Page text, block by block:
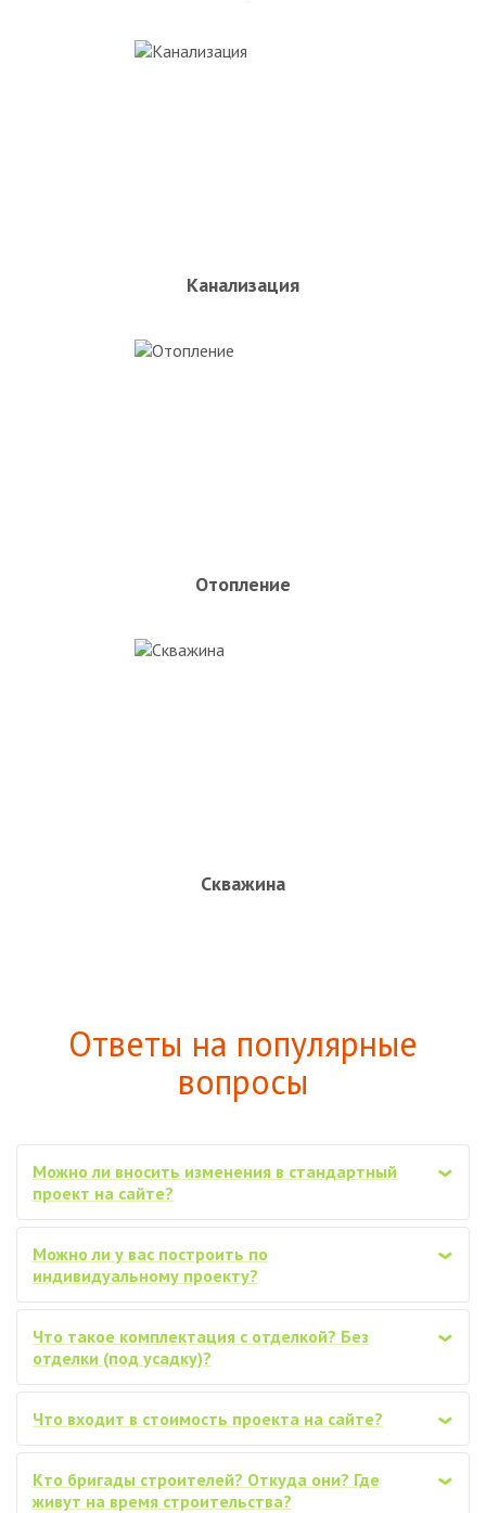
Канализация
Отопление
Скважина
Ответы на популярные
вопросы
‹
Можно ли вносить изменения в стандартный
проект на сайте?
‹
Можно ли у вас построить по
индивидуальному проекту?
‹
Что такое комплектация с отделкой? Без
отделки (под усадку)?
‹
Что входит в стоимость проекта на сайте?
‹
Кто бригады строителей? Откуда они? Где
живут на время строительства?